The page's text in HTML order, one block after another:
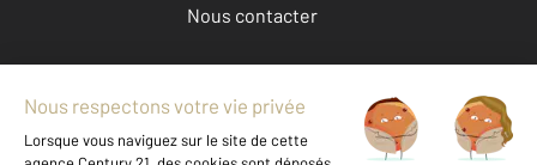
Nous contacter
Mentions légales & CGU et Barèmes d'honoraires
Données personnelles